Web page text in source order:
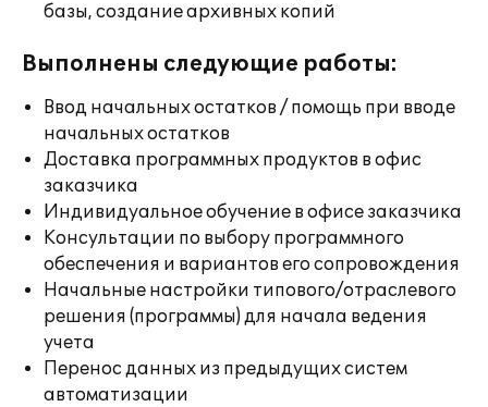
базы, создание архивных копий
Выполнены следующие работы:
Ввод начальных остатков / помощь при вводе
начальных остатков
Доставка программных продуктов в офис
заказчика
Индивидуальное обучение в офисе заказчика
Консультации по выбору программного
обеспечения и вариантов его сопровождения
Начальные настройки типового/отраслевого
решения (программы) для начала ведения
учета
Перенос данных из предыдущих систем
автоматизации